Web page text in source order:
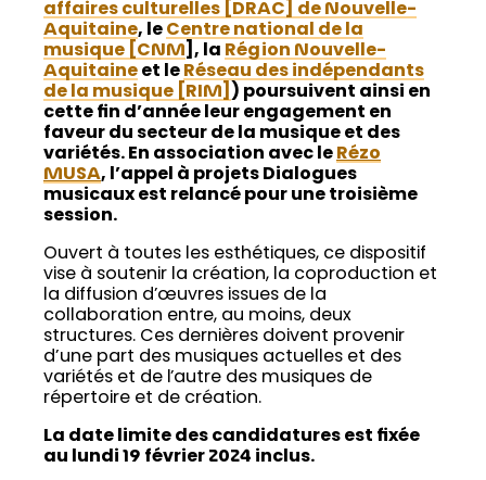
affaires culturelles [DRAC] de Nouvelle-
Aquitaine, le Centre national de la
musique [CNM] , la Région Nouvelle-
Aquitaine et le Réseau des indépendants
de la musique [RIM] ) poursuivent ainsi en
cette fin d’année leur engagement en
faveur du secteur de la musique et des
variétés. En association avec le Rézo
MUSA, l’appel à projets Dialogues
musicaux est relancé pour une troisième
session.
Ouvert à toutes les esthétiques, ce dispositif
vise à soutenir la création, la coproduction et
la diffusion d’œuvres issues de la
collaboration entre, au moins, deux
structures. Ces dernières doivent provenir
d’une part des musiques actuelles et des
variétés et de l’autre des musiques de
répertoire et de création.
La date limite des candidatures est fixée
au lundi 19 février 2024 inclus.